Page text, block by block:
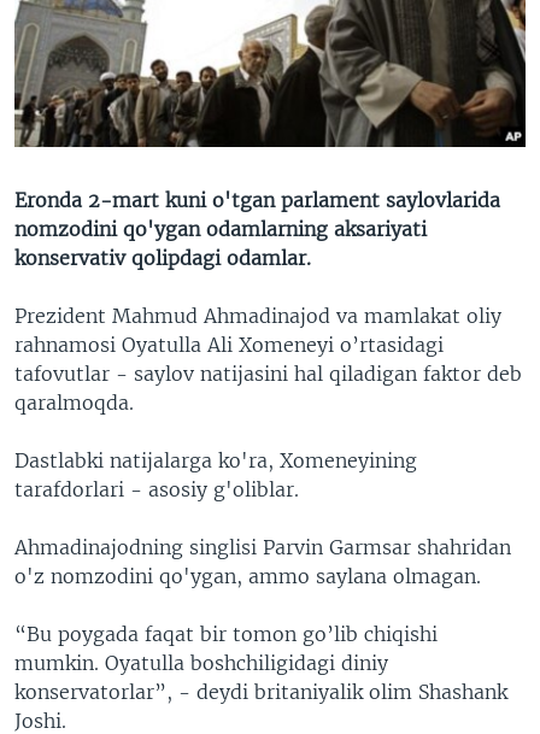
VIDEO
XABARLAR SURATLARDA
ODNOKLASSNIKI
TELEGRAM
TWITTER
SOUNDCLOUD
VOA
Eronda 2-mart kuni o'tgan parlament saylovlarida
nomzodini qo'ygan odamlarning aksariyati
konservativ qolipdagi odamlar.
Prezident Mahmud Ahmadinajod va mamlakat oliy
rahnamosi Oyatulla Ali Xomeneyi o’rtasidagi
tafovutlar - saylov natijasini hal qiladigan faktor deb
qaralmoqda.
Dastlabki natijalarga ko'ra, Xomeneyining
tarafdorlari - asosiy g'oliblar.
Ahmadinajodning singlisi Parvin Garmsar shahridan
o'z nomzodini qo'ygan, ammo saylana olmagan.
“Bu poygada faqat bir tomon go’lib chiqishi
mumkin. Oyatulla boshchiligidagi diniy
konservatorlar”, - deydi britaniyalik olim Shashank
Joshi.